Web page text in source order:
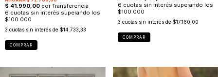
3 cuotas sin interés de $14.733,33
COMPRAR
3 cuotas sin interés de $17.160,00
COMPRAR